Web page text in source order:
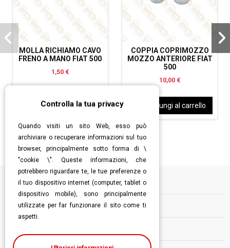
MOLLA RICHIAMO CAVO
FRENO A MANO FIAT 500
1,50 €
Aggiungi al carrello
COPPIA COPRIMOZZO
MOZZO ANTERIORE FIAT
500
10,00 €
Aggiungi al carrello
Informazioni
Follow us
Controlla la tua privacy
Quando visiti un sito Web, esso può
archiviare o recuperare informazioni sul tuo
browser, principalmente sotto forma di \
"cookie \". Queste informazioni, che
potrebbero riguardare te, le tue preferenze o
il tuo dispositivo internet (computer, tablet o
dispositivo mobile), sono principalmente
utilizzate per far funzionare il sito come ti
aspetti.